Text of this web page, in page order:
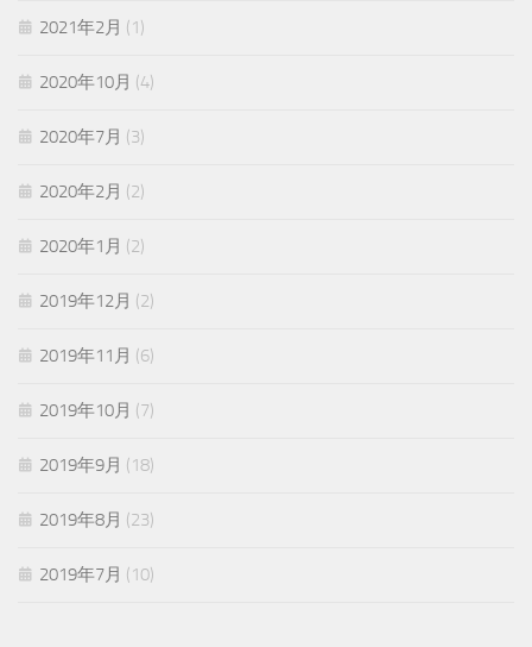
2021年2月 (1)
2020年10月 (4)
2020年7月 (3)
2020年2月 (2)
2020年1月 (2)
2019年12月 (2)
2019年11月 (6)
2019年10月 (7)
2019年9月 (18)
2019年8月 (23)
2019年7月 (10)